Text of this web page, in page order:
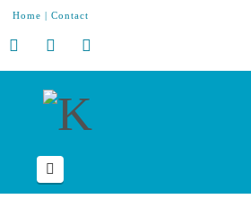
Home | Contact